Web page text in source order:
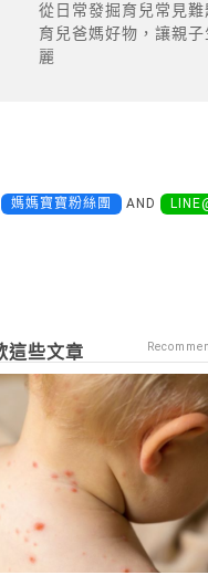
從日常發掘育兒常見難
育兒爸媽好物，讓親
麗
媽媽寶寶粉絲團 AND
這些文章